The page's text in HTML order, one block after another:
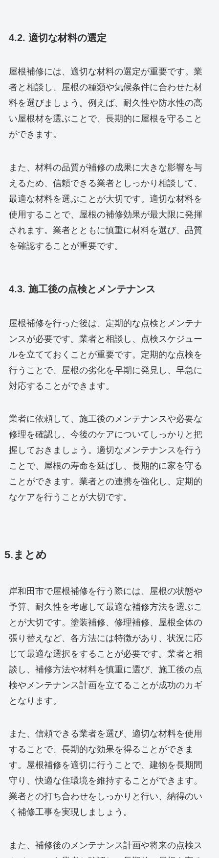
4.2. 適切な材料の選定
屋根補修には、適切な材料の選定が重要です。業
者と相談し、屋根の種類や気候条件に合わせた材
料を選びましょう。例えば、耐久性や防水性の高
い屋根材を選ぶことで、長期的に屋根を守ること
ができます。
また、材料の品質が補修の成果に大きな影響を与
えるため、信頼できる業者としっかり相談して、
最適な材料を選ぶことが大切です。適切な材料を
使用することで、屋根の補修効果が最大限に発揮
されます。業者とともに慎重に材料を選び、品質
を確認することが重要です。
4.3. 施工後の点検とメンテナンス
屋根補修を行った後は、定期的な点検とメンテナ
ンスが必要です。業者と相談し、点検スケジュー
ルを立てておくことが重要です。定期的な点検を
行うことで、屋根の劣化を早期に発見し、早急に
対応することができます。
業者に依頼して、施工後のメンテナンスや必要な
修理を確認し、今後のケアについてしっかりと把
握しておきましょう。適切なメンテナンスを行う
ことで、屋根の寿命を延ばし、長期的に家を守る
ことができます。業者との連携を強化し、定期的
なケアを行うことが大切です。
5.まとめ
岸和田市で屋根補修を行う際には、屋根の状態や
予算、耐久性を考慮して最適な補修方法を選ぶこ
とが大切です。塗装補修、修理補修、屋根全体の
張り替えなど、各方法には特徴があり、状況に応
じて最適な選択をすることが必要です。業者と相
談し、補修方法や材料を慎重に選び、施工後の点
検やメンテナンス計画を立てることが成功のカギ
となります。
また、信頼できる業者を選び、適切な材料を使用
することで、長期的な効果を得ることができま
す。屋根補修を適切に行うことで、建物を長期間
守り、快適な住環境を維持することができます。
業者との打ち合わせをしっかりと行い、納得のい
く補修工事を実現しましょう。
また、補修後のメンテナンス計画や将来の点検ス